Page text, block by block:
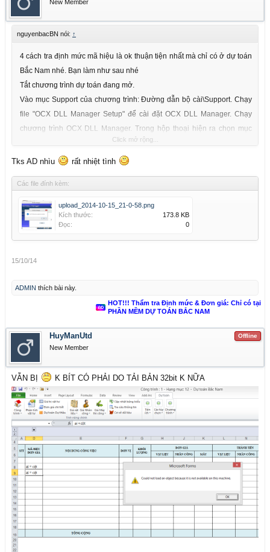
New Member
nguyenbacBN nói: ↑
4 cách tra định mức mã hiệu là ok thuận tiện nhất mà chỉ có ở dự toán
Bắc Nam nhé. Bạn làm như sau nhé
Tắt chương trình dự toán đang mở.
Vào mục Support của chương trình: Đường dẫn bộ cài\Support. Chạy
file "OCX DLL Manager Setup" để cài đặt OCX DLL Manager. Chạy
chương trình OCX DLL Manager. Trong hộp thoại hiện ra chọn mục
Đánh dấu kiểm vào mục "OCX", bạn chọn Brownse và dẫn đường dẫn
Sau đó chọn Register, nếu hiện thông báo: The Dll file has been
registed successfully là ok nhé.
Click mở rộng...
Tks AD nhìu rất nhiệt tình
Các file đính kèm:
upload_2014-10-15_21-0-58.png
Kích thước:
173.8 KB
Đọc:
0
15/10/14
ADMIN thích bài này.
HOT!!! Thẩm tra Định mức & Đơn giá: Chỉ có tại
PHẦN MỀM DỰ TOÁN BẮC NAM
Offline
HuyManUtd
New Member
VẪN BỊ K BÍT CÓ PHẢI DO TẢI BẢN 32bit K NỮA